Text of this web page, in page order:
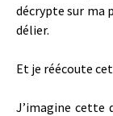
décrypte sur ma
délier.
Et je réécoute
J’imagine cette